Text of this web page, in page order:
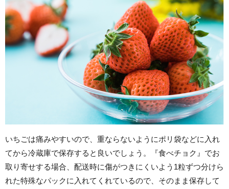
いちごは痛みやすいので、重ならないようにポリ袋などに入れ
てから冷蔵庫で保存すると良いでしょう。『食べチョク』でお
取り寄せする場合、配送時に傷がつきにくいよう1粒ずつ分けら
れた特殊なパックに入れてくれているので、そのまま保存して